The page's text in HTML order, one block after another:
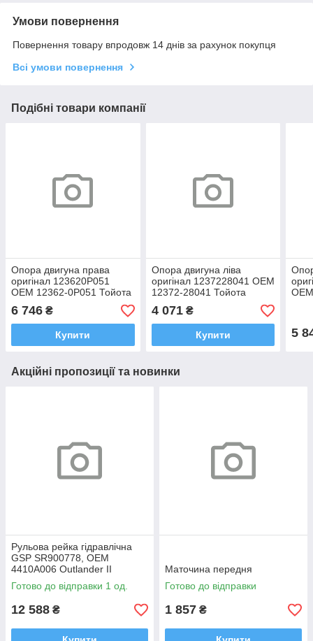
Умови повернення
Повернення товару впродовж 14 днів за рахунок покупця
Всі умови повернення
Подібні товари компанії
Опора двигуна права
оригінал 123620P051
OEM 12362-0P051 Тойота
2018
6 746 ₴
Купити
Опора двигуна ліва
оригінал 1237228041 OEM
12372-28041 Тойота
Камрі, РАВ4, Хайлендер
2001-2012
4 071₴
Купити 5
Акційні пропозиції та новинки
Рульова рейка гідравлічна
GSP SR900778, OEM
4410A006 Outlander II
Готово до відправки 1 од.
12 588 ₴
Маточина передня
Готово до відправки
1 857 ₴